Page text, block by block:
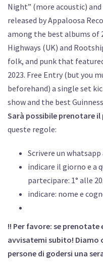
Night” (more acoustic)
released by Appaloosa
among the best albums of
Highways (UK) and
folk, and punk that
2023. Free Entry (but you
beforehand) a single set
show and the best
Sarà possibile prenotare
queste regole:
Scrivere un
indicare il giorno e a
partecipare: 1° alle
indicare: nome e
!! Per favore: se
avvisatemi subito! Diamo
persone di godersi una